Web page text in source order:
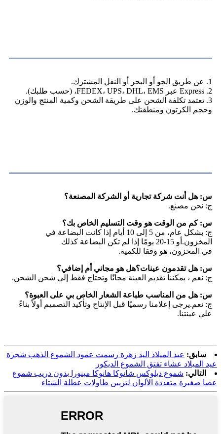
1. عن طريق الجو أو البحر أو النقل المشترك.
2. Express عبر FEDEX، UPS، DHL، EMS، (حسب طلبك).
3. تعتمد تكلفة الشحن على طريقة الشحن وكمية المنتج والوزن
وحجم الكرتون ومنطقتك.
س: هل أنت شركة تجارية أو الشركة المصنعة؟
ج: نحن مصنع.
س: كم من الوقت هو وقت التسليم الخاص بك؟
ج: بشكل عام، من 5 إلى 10 أيام إذا كانت البضاعة في
المخزون.أو 15-20 يومًا إذا لم تكن البضاعة كذلك
في المخزون، هو وفقا للكمية.
س: هل تقدمون عينات؟هل هو مجاني أم إضافي؟
ج: نعم ، يمكننا تقديم العينة مجانًا وتحتاج فقط إلى شحن الشحن.
س: هل من المناسب طباعة الشعار الخاص بي على العبوة؟
ج: نعم.يرجى إعلامنا رسميًا قبل الإنتاج وتأكيد التصميم أولاً بناءً
على عينتنا.
سابق: عيد الميلاد اليد زهرة رسمت عمود الشموع الذهب شجرة
عيد الميلاد عشاء تفتق الشموع الديكور
التالي: شموع ديلوكس شانوكا هانوكا مينورا بدون دريب شموع
عصا صغيرة متعددة الألوان لتزيين طاولات عطلة الشتاء